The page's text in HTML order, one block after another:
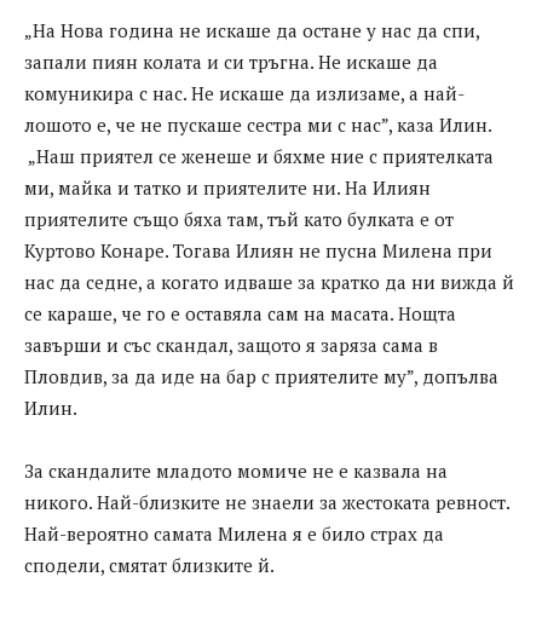
„На Нова година не искаше да остане у нас да спи,
запали пиян колата и си тръгна. Не искаше да
комуникира с нас. Не искаше да излизаме, а най-
лошото е, че не пускаше сестра ми с нас”, каза Илин.
„Наш приятел се женеше и бяхме ние с приятелката
ми, майка и татко и приятелите ни. На Илиян
приятелите също бяха там, тъй като булката е от
Куртово Конаре. Тогава Илиян не пусна Милена при
нас да седне, а когато идваше за кратко да ни вижда й
се караше, че го е оставяла сам на масата. Нощта
завърши и със скандал, защото я заряза сама в
Пловдив, за да иде на бар с приятелите му”, допълва
Илин.
За скандалите младото момиче не е казвала на
никого. Най-близките не знаели за жестоката ревност.
Най-вероятно самата Милена я е било страх да
сподели, смятат близките й.